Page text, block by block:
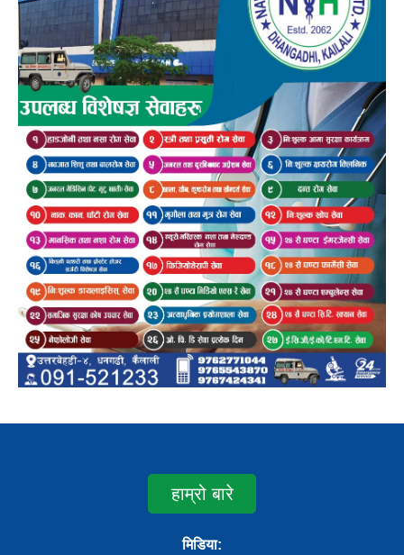
हाम्रो बारे
मिडिया: